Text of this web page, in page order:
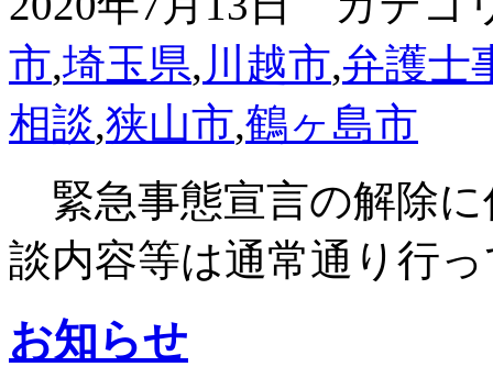
市,埼玉県, 川越市,弁護士
相談,狭山市,鶴ヶ島市
緊急事態宣言の解除に
談内容等は通常通り行
お知らせ